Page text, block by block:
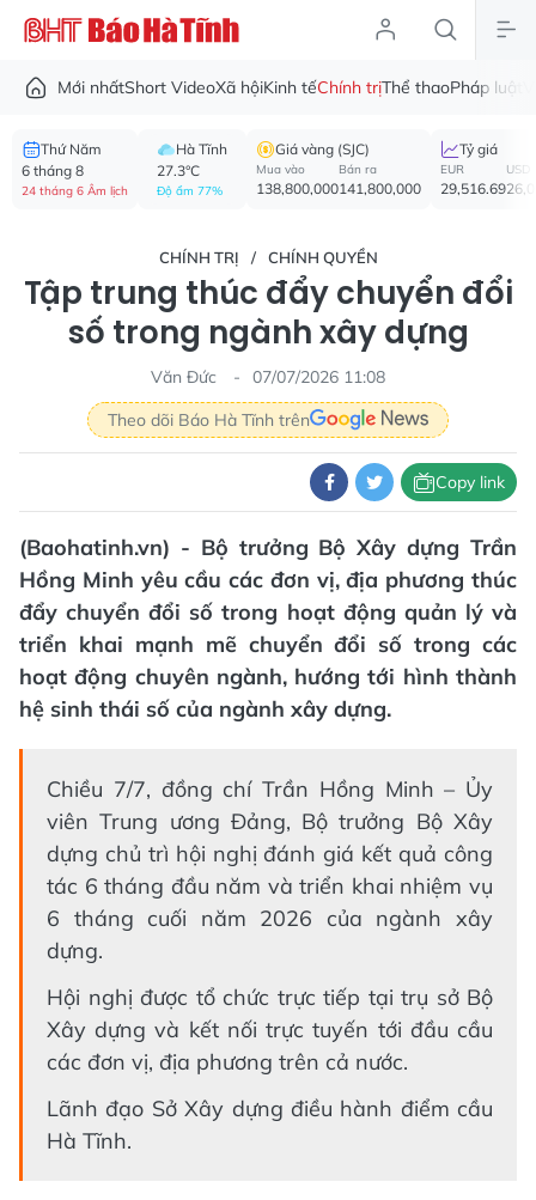
Mới nhấtShort VideoXã hộiKinh tếChính trịThể thaoPháp luật
Thứ Năm
6 tháng 8
24 tháng 6 Âm lịch
Hà Tĩnh
27.3°C
Độ ẩm 77%
Giá vàng (SJC)
Mua vào
138,800,000
Bán ra
141,800,000
Tỷ giá
EUR
29,516.69
USD
CHÍNH TRỊ CHÍNH QUYỀN
Tập trung thúc đẩy chuyển đổi
số trong ngành xây dựng
Văn Đức
07/07/2026 11:08
Theo dõi Báo Hà Tĩnh trên
Copy link
(Baohatinh.vn) - Bộ trưởng Bộ Xây dựng Trần
Hồng Minh yêu cầu các đơn vị, địa phương thúc
đẩy chuyển đổi số trong hoạt động quản lý và
triển khai mạnh mẽ chuyển đổi số trong các
hoạt động chuyên ngành, hướng tới hình thành
hệ sinh thái số của ngành xây dựng.
Chiều 7/7, đồng chí Trần Hồng Minh – Ủy
viên Trung ương Đảng, Bộ trưởng Bộ Xây
dựng chủ trì hội nghị đánh giá kết quả công
tác 6 tháng đầu năm và triển khai nhiệm vụ
6 tháng cuối năm 2026 của ngành xây
dựng.
Hội nghị được tổ chức trực tiếp tại trụ sở Bộ
Xây dựng và kết nối trực tuyến tới đầu cầu
các đơn vị, địa phương trên cả nước.
Lãnh đạo Sở Xây dựng điều hành điểm cầu
Hà Tĩnh.